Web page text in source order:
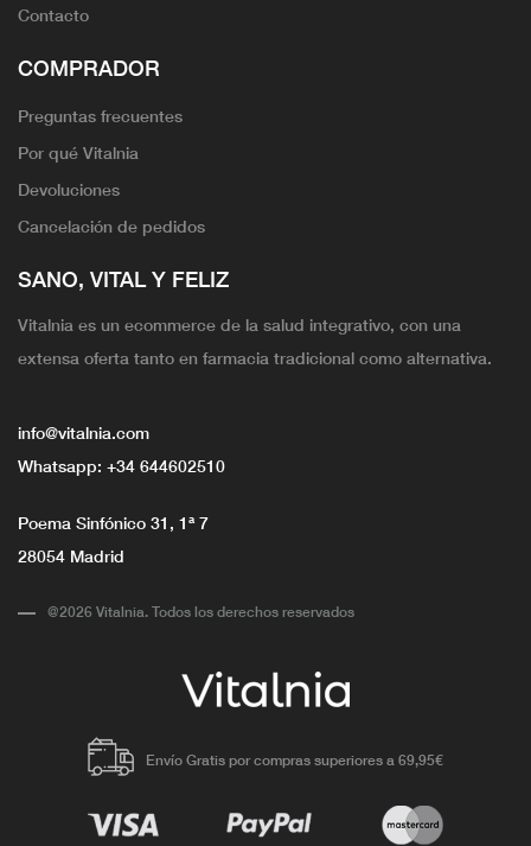
Contacto
COMPRADOR
Preguntas frecuentes
Por qué Vitalnia
Devoluciones
Cancelación de pedidos
SANO, VITAL Y FELIZ
Vitalnia es un ecommerce de la salud integrativo, con una
extensa oferta tanto en farmacia tradicional como alternativa.
info@vitalnia.com
Whatsapp: +34 644602510
Poema Sinfónico 31, 1ª 7
28054 Madrid
@2026 Vitalnia. Todos los derechos reservados
Envío Gratis por compras superiores a 69,95€